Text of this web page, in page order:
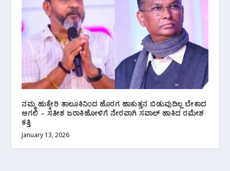
ನಮ್ಮ ಹುಕ್ಕೇರಿ ತಾಲೂಕಿನಿಂದ ಹೊರಗ ಹಾಕುತ್ತನ ಬಿಡುವುದಿಲ್ಲ ಬೇಕಾದ
ಆಗಲಿ – ಸತೀಶ ಜರಾಕಿಹೋಳಿಗೆ ನೇರವಾಗಿ ಸವಾಲ್ ಹಾಕಿದ ರಮೇಶ
ಕತ್ತಿ
January 13, 2026